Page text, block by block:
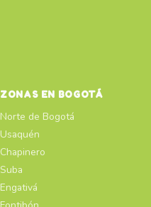
ZONAS EN BOGOTÁ
Norte de Bogotá
Usaquén
Chapinero
Suba
Engativá